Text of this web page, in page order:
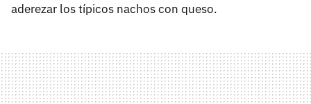
aderezar los típicos nachos con queso.